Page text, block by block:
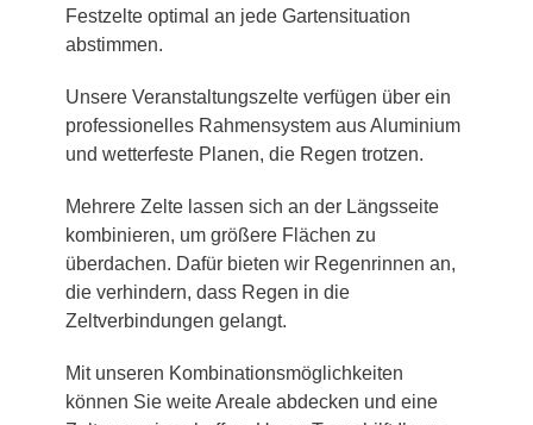
Festzelte optimal an jede Gartensituation
abstimmen.
Unsere Veranstaltungszelte verfügen über ein
professionelles Rahmensystem aus Aluminium
und wetterfeste Planen, die Regen trotzen.
Mehrere Zelte lassen sich an der Längsseite
kombinieren, um größere Flächen zu
überdachen. Dafür bieten wir Regenrinnen an,
die verhindern, dass Regen in die
Zeltverbindungen gelangt.
Mit unseren Kombinationsmöglichkeiten
können Sie weite Areale abdecken und eine